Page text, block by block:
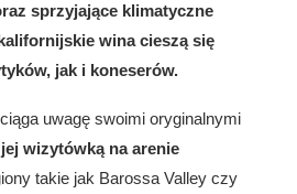
sprzyjające klimatyczne
wina cieszą się
jak i koneserów.
uwagę swoimi oryginalnymi
wizytówką na arenie
takie jak Barossa Valley czy